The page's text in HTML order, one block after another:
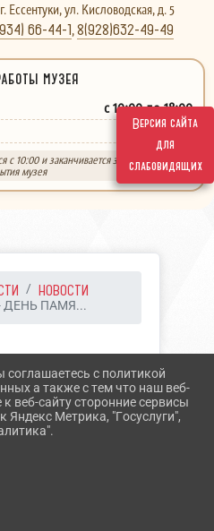
Версия сайта
для
слабовидящих
Ессентуки, ул. Кисловодская, д. 5
66-44-1,8(928)632-49-49
музея
с 10:00 до 18:00
выходной
10:00 и заканчивается за 30 минут до
музея
НОВОСТИ
ДЕНЬ ПАМЯ...
- ДЕНЬ
ВОИНОВ -
с политикой
а также с тем что наш веб-
веб-сайту сторонние сервисы
Яндекс Метрика, "Госуслуги",